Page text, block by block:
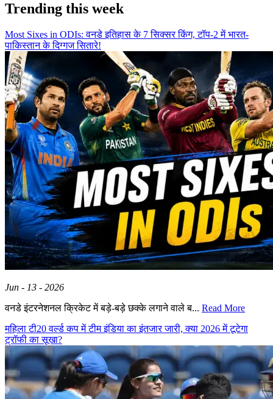
Trending this week
Most Sixes in ODIs: वनडे इतिहास के 7 सिक्सर किंग, टॉप-2 में भारत-
पाकिस्तान के दिग्गज सितारे!
Jun - 13 - 2026
वनडे इंटरनेशनल क्रिकेट में बड़े-बड़े छक्के लगाने वाले ब... Read More
महिला टी20 वर्ल्ड कप में टीम इंडिया का इंतजार जारी, क्या 2026 में टूटेगा
ट्रॉफी का सूखा?